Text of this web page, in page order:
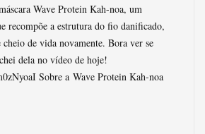
Wave Protein Kah-noa, um
recompõe a estrutura do fio danificado,
de vida novamente. Bora ver se
dela no vídeo de hoje!
Sobre a Wave Protein Kah-noa